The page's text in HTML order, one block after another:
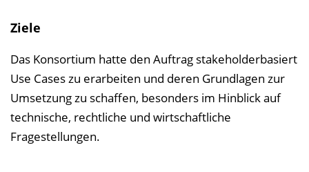
Ziele
Das Konsortium hatte den Auftrag stakeholderbasiert
Use Cases zu erarbeiten und deren Grundlagen zur
Umsetzung zu schaffen, besonders im Hinblick auf
technische, rechtliche und wirtschaftliche
Fragestellungen.